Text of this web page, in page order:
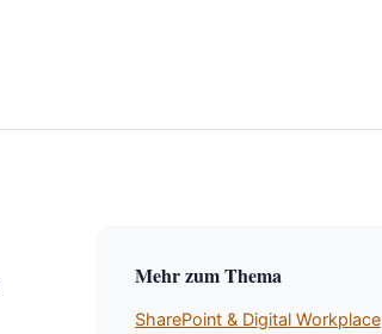
Mehr zum Thema
SharePoint & Digital Workplace